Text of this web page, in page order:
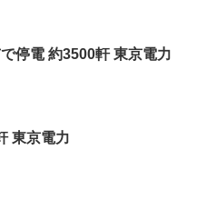
停電 約3500軒 東京電力
東京電力